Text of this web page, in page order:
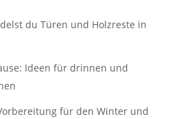
du Türen und Holzreste in
Ideen für drinnen und
für den Winter und